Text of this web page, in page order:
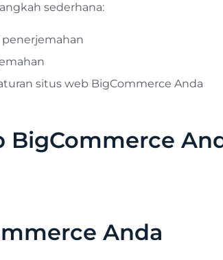
sederhana:
situs web BigCommerce Anda
BigCommerce
Anda